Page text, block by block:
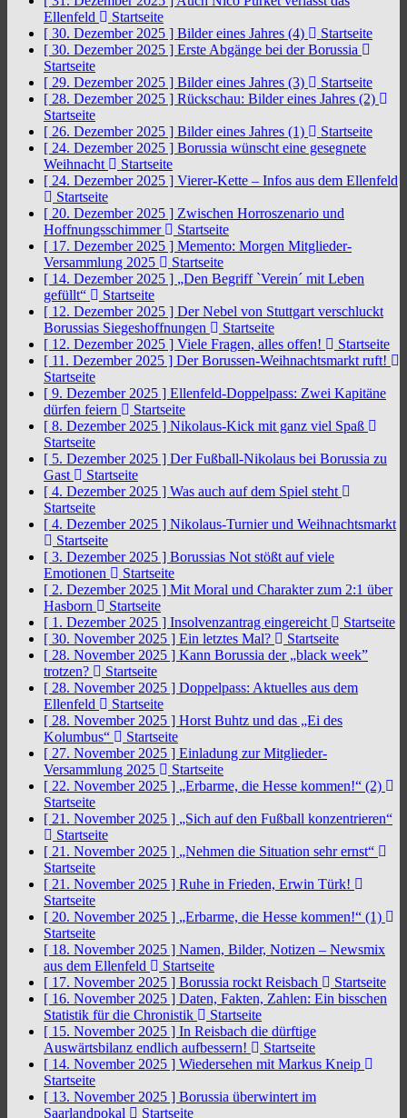
Ellenfeld
Startseite
[ 30. Dezember 2025 ] Bilder eines Jahres (4)
Startseite
[ 30. Dezember 2025 ] Erste Abgänge bei der Borussia
Startseite
[ 29. Dezember 2025 ] Bilder eines Jahres (3)
Startseite
[ 28. Dezember 2025 ] Rückschau: Bilder eines Jahres (2)
Startseite
[ 26. Dezember 2025 ] Bilder eines Jahres (1)
Startseite
[ 24. Dezember 2025 ] Borussia wünscht eine gesegnete
Weihnacht
Startseite
[ 24. Dezember 2025 ] Vierer-Kette – Infos aus dem Ellenfeld
Startseite
[ 20. Dezember 2025 ] Zwischen Horroszenario und
Hoffnungsschimmer
Startseite
[ 17. Dezember 2025 ] Memento: Morgen Mitglieder-
Versammlung 2025
Startseite
[ 14. Dezember 2025 ] „Den Begriff `Verein´ mit Leben
gefüllt“
Startseite
[ 12. Dezember 2025 ] Der Nebel von Stuttgart verschluckt
Borussias Siegeshoffnungen
Startseite
[ 12. Dezember 2025 ] Viele Fragen, alles offen!
Startseite
[ 11. Dezember 2025 ] Der Borussen-Weihnachtsmarkt ruft!
Startseite
[ 9. Dezember 2025 ] Ellenfeld-Doppelpass: Zwei Kapitäne
dürfen feiern
Startseite
[ 8. Dezember 2025 ] Nikolaus-Kick mit ganz viel Spaß
Startseite
[ 5. Dezember 2025 ] Der Fußball-Nikolaus bei Borussia zu
Gast
Startseite
[ 4. Dezember 2025 ] Was auch auf dem Spiel steht
Startseite
[ 4. Dezember 2025 ] Nikolaus-Turnier und Weihnachtsmarkt
Startseite
[ 3. Dezember 2025 ] Borussias Not stößt auf viele
Emotionen
Startseite
[ 2. Dezember 2025 ] Mit Moral und Charakter zum 2:1 über
Hasborn
Startseite
[ 1. Dezember 2025 ] Insolvenzantrag eingereicht
Startseite
[ 30. November 2025 ] Ein letztes Mal?
Startseite
[ 28. November 2025 ] Kann Borussia der „black week”
trotzen?
Startseite
[ 28. November 2025 ] Doppelpass: Aktuelles aus dem
Ellenfeld
Startseite
[ 28. November 2025 ] Horst Buhtz und das „Ei des
Kolumbus“
Startseite
[ 27. November 2025 ] Einladung zur Mitglieder-
Versammlung 2025
Startseite
[ 22. November 2025 ] „Erbarme, die Hesse kommen!“ (2)
Startseite
[ 21. November 2025 ] „Sich auf den Fußball konzentrieren“
Startseite
[ 21. November 2025 ] „Nehmen die Situation sehr ernst“
Startseite
[ 21. November 2025 ] Ruhe in Frieden, Erwin Türk!
Startseite
[ 20. November 2025 ] „Erbarme, die Hesse kommen!“ (1)
Startseite
[ 18. November 2025 ] Namen, Bilder, Notizen – Newsmix
aus dem Ellenfeld
Startseite
[ 17. November 2025 ] Borussia rockt Reisbach
Startseite
[ 16. November 2025 ] Daten, Fakten, Zahlen: Ein bisschen
Statistik für die Chronistik
Startseite
[ 15. November 2025 ] In Reisbach die dürftige
Auswärtsbilanz endlich aufbessern!
Startseite
[ 14. November 2025 ] Wiedersehen mit Markus Kneip
Startseite
[ 13. November 2025 ] Borussia überwintert im
Saarlandpokal
Startseite